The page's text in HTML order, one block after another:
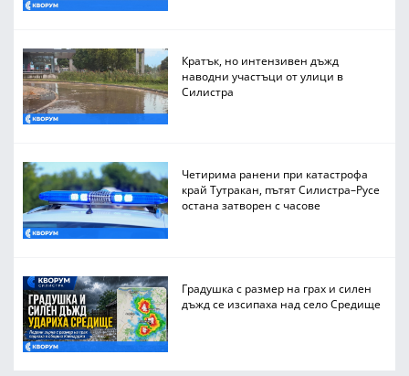
Кратък, но интензивен дъжд
наводни участъци от улици в
Силистра
Четирима ранени при катастрофа
край Тутракан, пътят Силистра–Русе
остана затворен с часове
Градушка с размер на грах и силен
дъжд се изсипаха над село Средище